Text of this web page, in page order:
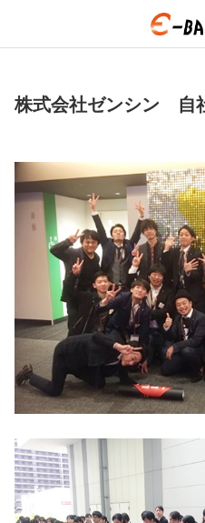
株式会社ゼンシン 自